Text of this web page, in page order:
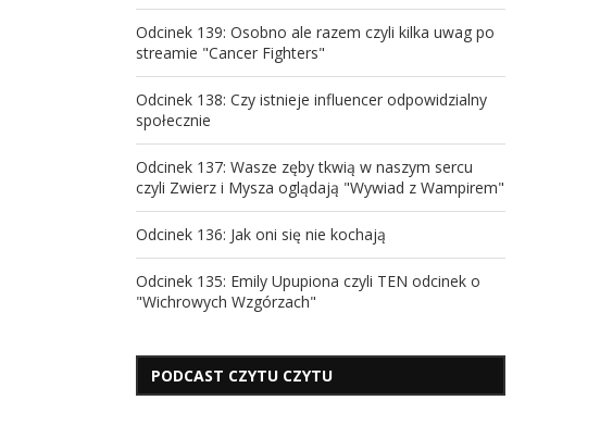
Odcinek 139: Osobno ale razem czyli kilka uwag po
streamie "Cancer Fighters"
Odcinek 138: Czy istnieje influencer odpowidzialny
społecznie
Odcinek 137: Wasze zęby tkwią w naszym sercu
czyli Zwierz i Mysza oglądają "Wywiad z Wampirem"
Odcinek 136: Jak oni się nie kochają
Odcinek 135: Emily Upupiona czyli TEN odcinek o
"Wichrowych Wzgórzach"
PODCAST CZYTU CZYTU